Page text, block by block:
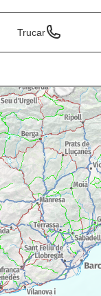
Trucar